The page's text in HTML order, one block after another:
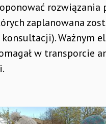
zaplanowana
Ważnym
w transporcie